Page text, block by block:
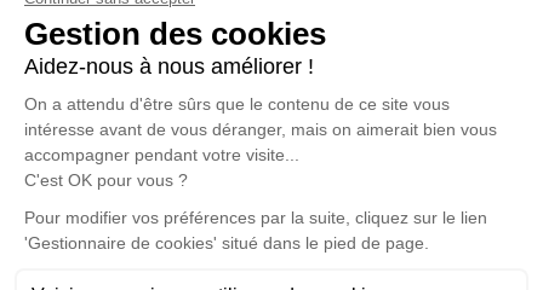
souvenirs, une anecdote ou exprimer vos pensées
à travers des poèmes ou des textes. Cet endroit
est un lieu d'expression dédié à honorer la
mémoire d’Elias KHALIL.
Un service de plantation d’arbre hommage est
disponible ici.
Je rends hommage